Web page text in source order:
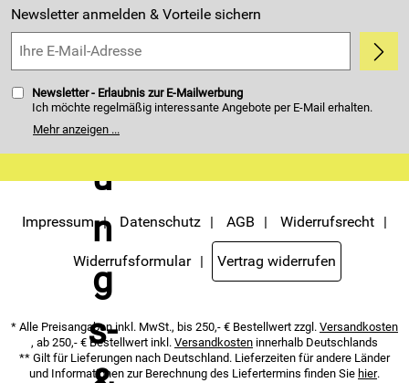
Kundenbewertungen (4.405)
5,0/5*****
Newsletter anmelden & Vorteile sichern
Newsletter - Erlaubnis zur E-Mailwerbung
Ich möchte regelmäßig interessante Angebote per E-Mail erhalten.
weitergegeben. Zu statistischen Zwecken wird in anonymer Form
kann ich jederzeit mit Wirkung für die Zukunft widerrufen. Die
Servicemenü unten rechts, oder indem Sie den Link "Abmelden" am
Ende des Newsletters anklicken. Die
Datenschutzerklärunghabe ich
zur Kenntnis genommen.
Mehr anzeigen ...
Impressum Datenschutz AGB Widerrufsrecht
Widerrufsformular Vertrag widerrufen
* Alle Preisangaben inkl. MwSt., bis 250,- € Bestellwert zzgl. Versandkosten
, ab 250,- € Bestellwert inkl. Versandkosten innerhalb Deutschlands
** Gilt für Lieferungen nach Deutschland. Lieferzeiten für andere Länder
und Informationen zur Berechnung des Liefertermins finden Sie hier.